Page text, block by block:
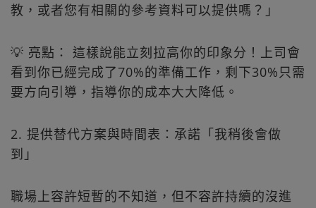
教，或者您有相關的參考資料可以提供嗎？」
💡 亮點： 這樣說能立刻拉高你的印象分！上司會
看到你已經完成了70%的準備工作，剩下30%只需
要方向引導，指導你的成本大大降低。
2. 提供替代方案與時間表：承諾「我稍後會做
到」
職場上容許短暫的不知道，但不容許持續的沒進